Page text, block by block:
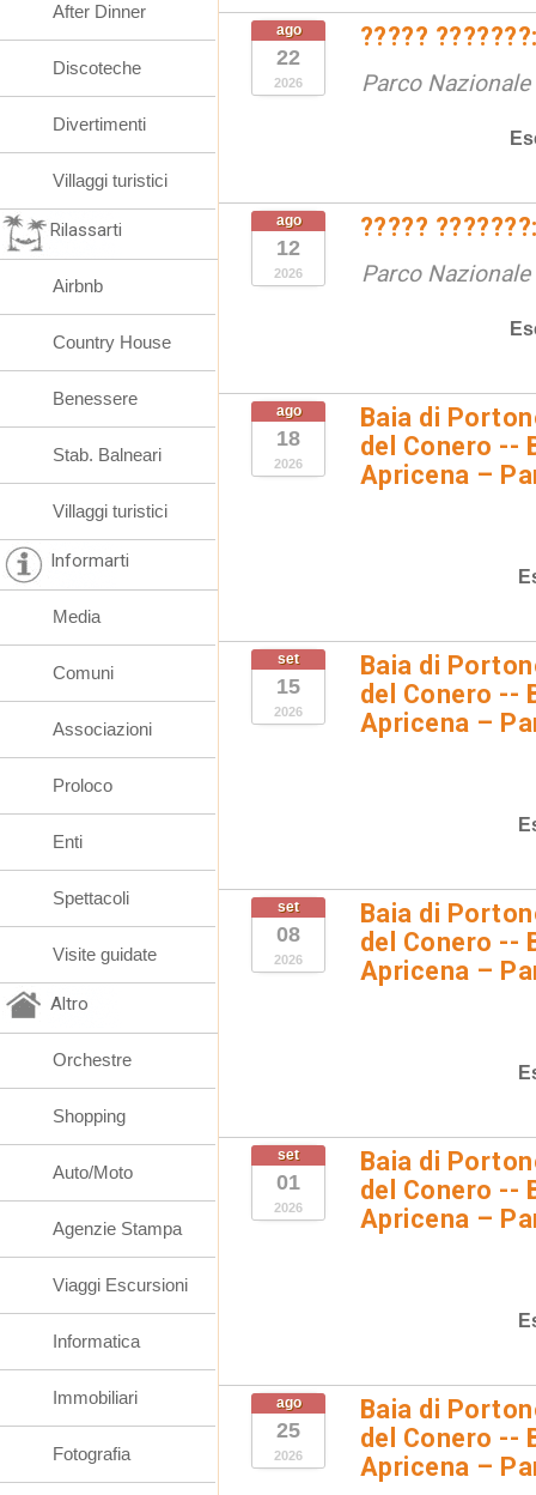
ago
22
2026
?????
Parco
ago
12
2026
?????
Parco
ago
18
2026
Baia di
del Conero --
Apricena –
set
15
2026
Baia di
del Conero --
Apricena –
set
08
2026
Baia di
del Conero --
Apricena –
set
01
2026
Baia di
del Conero --
Apricena –
ago
25
2026
Baia di
del Conero --
Apricena –
After Dinner
Discoteche
Divertimenti
Villaggi turistici
Rilassarti
Airbnb
Country House
Benessere
Stab. Balneari
Villaggi turistici
Informarti
Media
Comuni
Associazioni
Proloco
Enti
Spettacoli
Visite guidate
Altro
Orchestre
Shopping
Auto/Moto
Agenzie Stampa
Viaggi Escursioni
Informatica
Immobiliari
Fotografia